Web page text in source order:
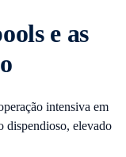
e as
intensiva em
dispendioso, elevado